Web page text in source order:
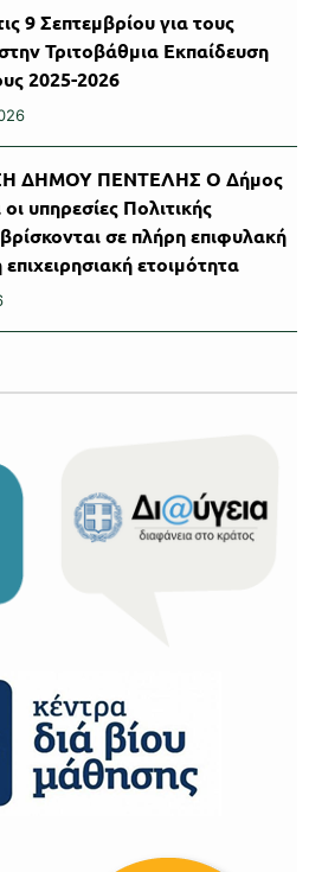
9 Σεπτεμβρίου για τους
Τριτοβάθμια Εκπαίδευση
2025-2026
ΔΗΜΟΥ ΠΕΝΤΕΛΗΣ Ο Δήμος
υπηρεσίες Πολιτικής
σε πλήρη επιφυλακή
ετοιμότητα